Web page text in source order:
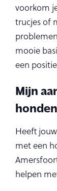
voorkom
trucjes of
mooie
een
Mijn
Heeft
met een
helpen